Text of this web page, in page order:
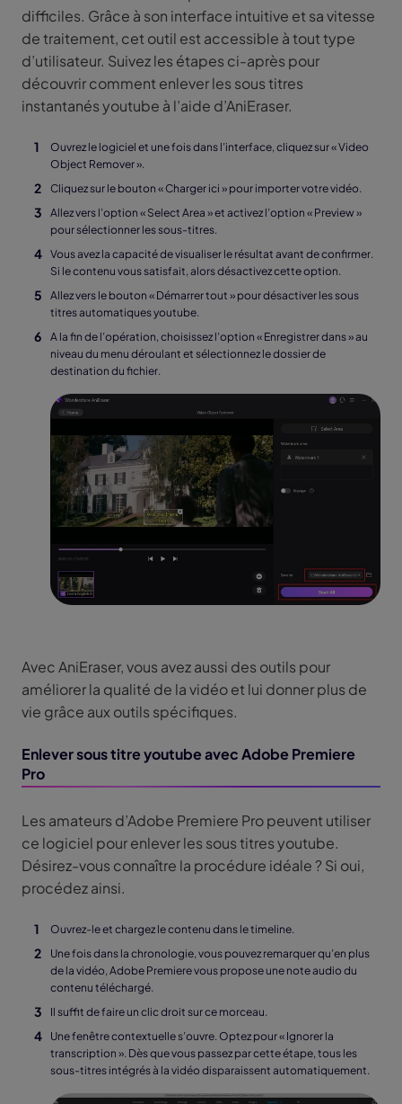
difficiles. Grâce à son interface intuitive et sa vitesse
de traitement, cet outil est accessible à tout type
d’utilisateur. Suivez les étapes ci-après pour
découvrir comment enlever les sous titres
instantanés youtube à l’aide d’AniEraser.
Ouvrez le logiciel et une fois dans l’interface, cliquez sur « Video
Object Remover ».
Cliquez sur le bouton « Charger ici » pour importer votre vidéo.
Allez vers l’option « Select Area » et activez l’option « Preview »
pour sélectionner les sous-titres.
Vous avez la capacité de visualiser le résultat avant de confirmer.
Si le contenu vous satisfait, alors désactivez cette option.
Allez vers le bouton « Démarrer tout » pour désactiver les sous
titres automatiques youtube.
A la fin de l’opération, choisissez l’option « Enregistrer dans » au
niveau du menu déroulant et sélectionnez le dossier de
destination du fichier.
Avec AniEraser, vous avez aussi des outils pour
améliorer la qualité de la vidéo et lui donner plus de
vie grâce aux outils spécifiques.
Enlever sous titre youtube avec Adobe Premiere
Pro
Les amateurs d’Adobe Premiere Pro peuvent utiliser
ce logiciel pour enlever les sous titres youtube.
Désirez-vous connaître la procédure idéale ? Si oui,
procédez ainsi.
Ouvrez-le et chargez le contenu dans le timeline.
Une fois dans la chronologie, vous pouvez remarquer qu’en plus
de la vidéo, Adobe Premiere vous propose une note audio du
contenu téléchargé.
Il suffit de faire un clic droit sur ce morceau.
Une fenêtre contextuelle s’ouvre. Optez pour « Ignorer la
transcription ». Dès que vous passez par cette étape, tous les
sous-titres intégrés à la vidéo disparaissent automatiquement.